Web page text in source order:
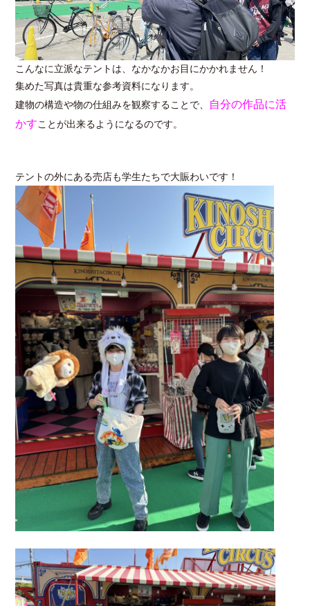
こんなに立派なテントは、なかなかお目にかかれません！
集めた写真は貴重な参考資料になります。
建物の構造や物の仕組みを観察することで、
自分の作品に活
かすことが出来るようになるのです。
テントの外にある売店も学生たちで大賑わいです！